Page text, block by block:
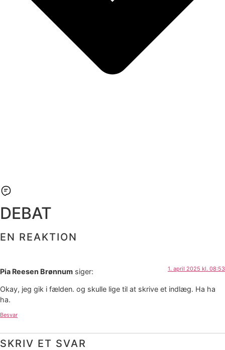
DEBAT
EN REAKTION
Pia Reesen Brønnum siger: 1. april 2025 kl. 08:53
Okay, jeg gik i fælden. og skulle lige til at skrive et indlæg. Ha ha
ha.
Besvar
SKRIV ET SVAR